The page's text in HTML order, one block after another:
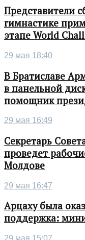
Представители
гимнастике
этапе World
29 мая 18:40
В Братиславе
в панельной
помощник
29 мая 16:49
Секретарь
проведет
Молдове
29 мая 16:47
Арцаху была
поддержка: